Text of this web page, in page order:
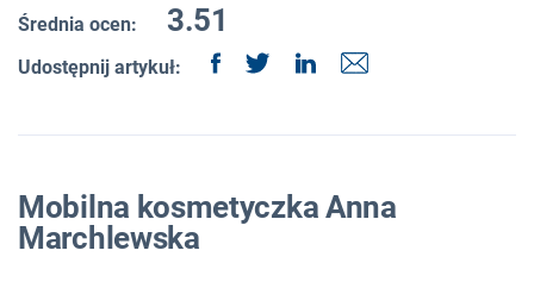
Średnia ocen: 3.51
Udostępnij artykuł:
Mobilna kosmetyczka Anna
Marchlewska